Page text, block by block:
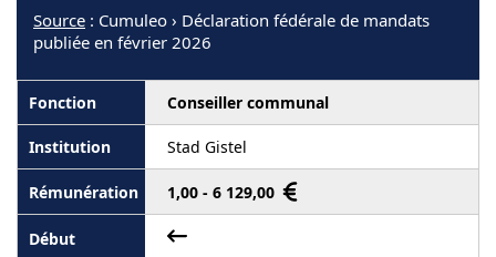
Source : Cumuleo › Déclaration fédérale de mandats
publiée en février 2026
Conseiller communal
Stad Gistel
1,00 - 6 129,00